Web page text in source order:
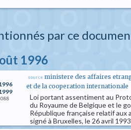
par ce
1996
source ministere des affaires
et de la cooperation internationale
Loi portant assentiment au
du Royaume de Belgique et le
République française relatif aux
signé à Bruxelles, le 26 avril 1993